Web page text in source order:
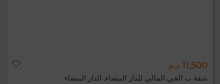
11,500 د.م
شقة ب الحي المالي للدار البيضاء, الدار البيضاء